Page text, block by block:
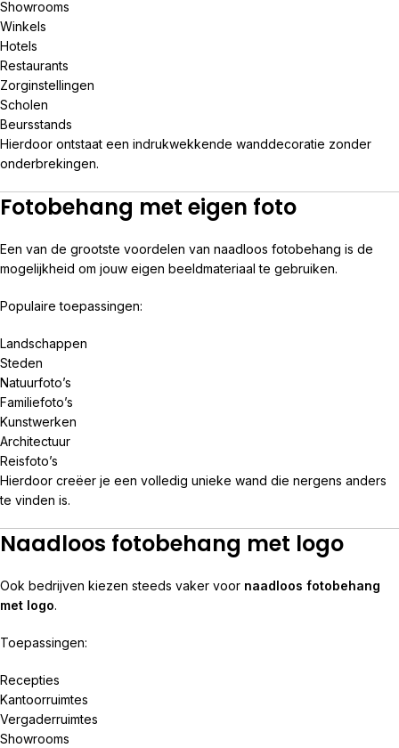
Showrooms
Winkels
Hotels
Restaurants
Zorginstellingen
Scholen
Beursstands
Hierdoor ontstaat een indrukwekkende wanddecoratie zonder
onderbrekingen.
Fotobehang met eigen foto
Een van de grootste voordelen van naadloos fotobehang is de
mogelijkheid om jouw eigen beeldmateriaal te gebruiken.
Populaire toepassingen:
Landschappen
Steden
Natuurfoto’s
Familiefoto’s
Kunstwerken
Architectuur
Reisfoto’s
Hierdoor creëer je een volledig unieke wand die nergens anders
te vinden is.
Naadloos fotobehang met logo
Ook bedrijven kiezen steeds vaker voor naadloos fotobehang
met logo.
Toepassingen:
Recepties
Kantoorruimtes
Vergaderruimtes
Showrooms